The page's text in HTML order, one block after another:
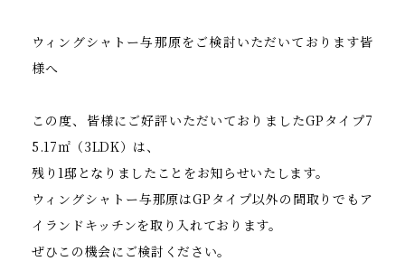
ウィングシャトー与那原をご検討いただいております皆
様へ
この度、皆様にご好評いただいておりましたGPタイプ7
5.17㎡（3LDK）は、
残り1邸となりましたことをお知らせいたします。
ウィングシャトー与那原はGPタイプ以外の間取りでもア
イランドキッチンを取り入れております。
ぜひこの機会にご検討ください。